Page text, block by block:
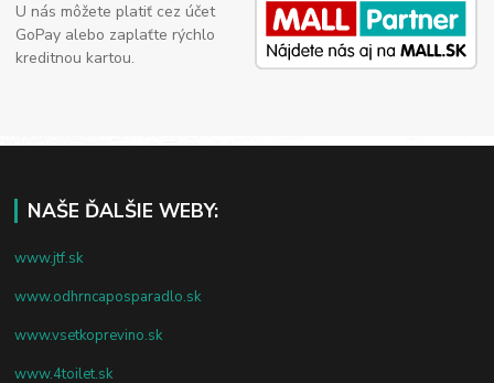
U nás môžete platiť cez účet
GoPay alebo zaplaťte rýchlo
kreditnou kartou.
NAŠE ĎALŠIE WEBY:
www.jtf.sk
www.odhrncaposparadlo.sk
www.vsetkoprevino.sk
www.4toilet.sk